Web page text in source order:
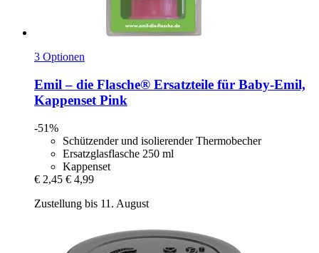
3 Optionen
Emil – die Flasche® Ersatzteile für Baby-​Emil,
Kappenset Pink
-51%
Schützender und isolierender Thermobecher
Ersatzglasflasche 250 ml
Kappenset
€ 2,45 € 4,99
Zustellung bis 11. August